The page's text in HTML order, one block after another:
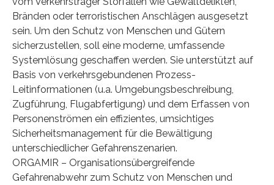
Bränden oder terroristischen Anschlägen ausgesetzt
sein. Um den Schutz von Menschen und Gütern
sicherzustellen, soll eine moderne, umfassende
Systemlösung geschaffen werden. Sie unterstützt auf
Basis von verkehrsgebundenen Prozess-
Leitinformationen (u.a. Umgebungsbeschreibung,
Zugführung, Flugabfertigung) und dem Erfassen von
Personenströmen ein effizientes, umsichtiges
Sicherheitsmanagement für die Bewältigung
unterschiedlicher Gefahrenszenarien.
ORGAMIR – Organisationsübergreifende
Gefahrenabwehr zum Schutz von Menschen und